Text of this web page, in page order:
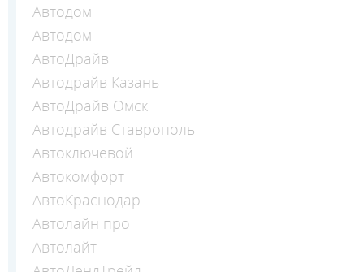
Автодом
Автодом
АвтоДрайв
Автодрайв Казань
АвтоДрайв Омск
Автодрайв Ставрополь
Автоключевой
Автокомфорт
АвтоКраснодар
Автолайн про
Автолайт